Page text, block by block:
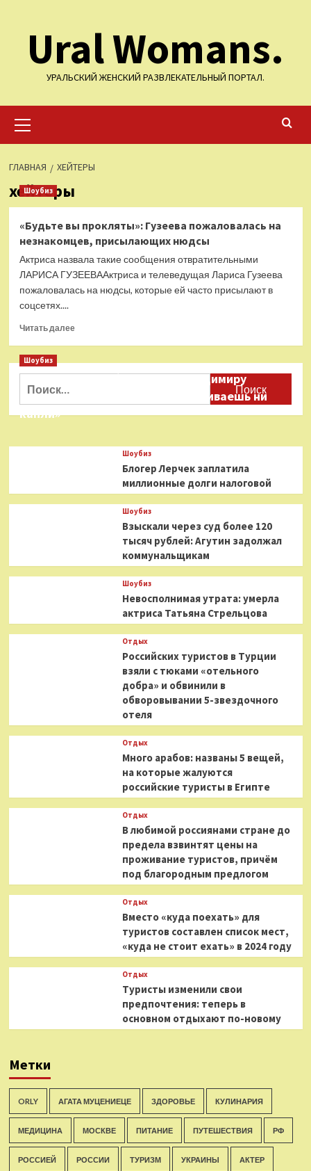
содержимому
Ural Womans.
УРАЛЬСКИЙ ЖЕНСКИЙ РАЗВЛЕКАТЕЛЬНЫЙ ПОРТАЛ.
меню
ГЛАВНАЯ ХЕЙТЕРЫ
хейтеры
Шоубиз
«Будьте вы прокляты»: Гузеева пожаловалась на
незнакомцев, присылающих нюдсы
Актриса назвала такие сообщения отвратительными
ЛАРИСА ГУЗЕЕВААктриса и телеведущая Лариса Гузеева
пожаловалась на нюдсы, которые ей часто присылают в
соцсетях....
Читать далееПрочитать
«Будьте
Гузеева
пожаловалась
незнакомцев,
присылающих
Шоубиз
Даня Милохин обратился к Владимиру
Соловьеву: «Ты меня не расстраиваешь ни
капли»
Шоубиз
Блогер Лерчек заплатила
миллионные долги налоговой
Шоубиз
Взыскали через суд более 120
тысяч рублей: Агутин задолжал
коммунальщикам
Шоубиз
Невосполнимая утрата: умерла
актриса Татьяна Стрельцова
Отдых
Российских туристов в Турции
взяли с тюками «отельного
добра» и обвинили в
обворовывании 5-звездочного
отеля
Отдых
Много арабов: названы 5 вещей,
на которые жалуются
российские туристы в Египте
Отдых
В любимой россиянами стране до
предела взвинтят цены на
проживание туристов, причём
под благородным предлогом
Отдых
Вместо «куда поехать» для
туристов составлен список мест,
«куда не стоит ехать» в 2024 году
Отдых
Туристы изменили свои
предпочтения: теперь в
основном отдыхают по-новому
Метки
ORLY АГАТА МУЦЕНИЕЦЕ ЗДОРОВЬЕ КУЛИНАРИЯ
МЕДИЦИНА МОСКВЕ ПИТАНИЕ ПУТЕШЕСТВИЯ РФ
РОССИЕЙ РОССИИ ТУРИЗМ УКРАИНЫ АКТЕР